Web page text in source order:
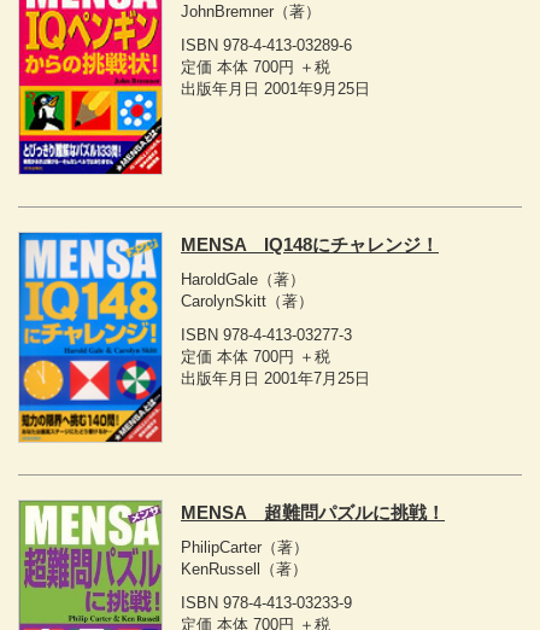
JohnBremner （著）
ISBN 978-4-413-03289-6
定価 本体 700円 ＋税
出版年月日 2001年9月25日
MENSA IQ148にチャレンジ！
HaroldGale （著）
CarolynSkitt （著）
ISBN 978-4-413-03277-3
定価 本体 700円 ＋税
出版年月日 2001年7月25日
MENSA 超難問パズルに挑戦！
PhilipCarter （著）
KenRussell
（著）
ISBN 978-4-413-03233-9
定価 本体 700円 ＋税